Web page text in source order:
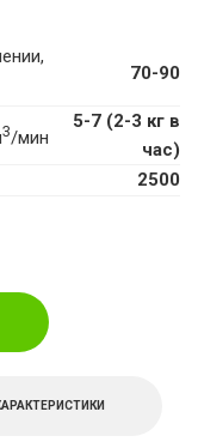
70-90
3/мин
5-7 (2-3 кг в
час)
2500